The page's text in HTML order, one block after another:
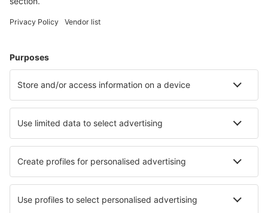
Meist gesuchte Hotels von eSky-Nutzern
Hotels in Buenos Aires Hotels in Bariloche
Hotels in Cordoba Hotels in Campana
Hotels in Rio Gallegos Hotels in Villa Giardino
Die besten Hotels - Städte